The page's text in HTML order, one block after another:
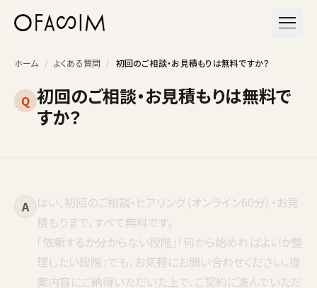
メニ
ホーム / よくある質問 / 初回のご相談・お見積もりは無料ですか？
Q 初回のご相談・お見積もりは無料で
すか？
A はい、初回のご相談・ヒアリング（オンライン60分）・お見
積もりまで、すべて無料です。
「依頼するか分からない段階」「何から始めればよいか整
理したい段階」でも、お気軽にお問い合わせください。提
案内容にご納得いただいた上で、ご契約に進んでいただ